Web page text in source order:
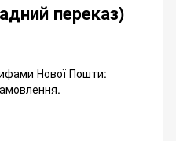
переказ)
Нової Пошти: